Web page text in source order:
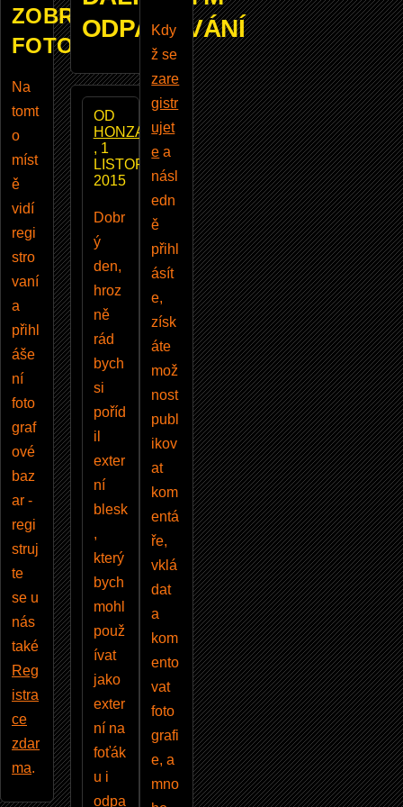
ZOBRAZUJE
FOTOBAZAR
Na
tomt
o
míst
ě
vidí
regi
stro
vaní
a
přihl
áše
ní
foto
graf
ové
baz
ar -
regi
struj
te
se u
nás
také
Reg
istra
ce
zdar
ma.
ODPALOVÁNÍ
OD
HONZAVILI
, 1
LISTOPAD
2015
Dobr
ý
den,
hroz
ně
rád
bych
si
poříd
il
exter
ní
blesk
,
který
bych
mohl
použ
ívat
jako
exter
ní na
foťák
u i
odpa
Kdy
ž se
zare
gistr
ujet
e a
násl
edn
ě
přihl
ásít
e,
získ
áte
mož
nost
publ
ikov
at
kom
entá
ře,
vklá
dat
a
kom
ento
vat
foto
grafi
e, a
mno